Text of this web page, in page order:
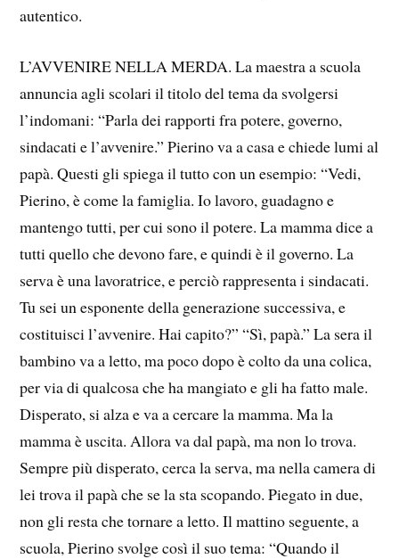
autentico.
L’AVVENIRE NELLA MERDA. La maestra a scuola
annuncia agli scolari il titolo del tema da svolgersi
l’indomani: “Parla dei rapporti fra potere, governo,
sindacati e l’avvenire.” Pierino va a casa e chiede lumi al
papà. Questi gli spiega il tutto con un esempio: “Vedi,
Pierino, è come la famiglia. Io lavoro, guadagno e
mantengo tutti, per cui sono il potere. La mamma dice a
tutti quello che devono fare, e quindi è il governo. La
serva è una lavoratrice, e perciò rappresenta i sindacati.
Tu sei un esponente della generazione successiva, e
costituisci l’avvenire. Hai capito?” “Sì, papà.” La sera il
bambino va a letto, ma poco dopo è colto da una colica,
per via di qualcosa che ha mangiato e gli ha fatto male.
Disperato, si alza e va a cercare la mamma. Ma la
mamma è uscita. Allora va dal papà, ma non lo trova.
Sempre più disperato, cerca la serva, ma nella camera di
lei trova il papà che se la sta scopando. Piegato in due,
non gli resta che tornare a letto. Il mattino seguente, a
scuola, Pierino svolge così il suo tema: “Quando il